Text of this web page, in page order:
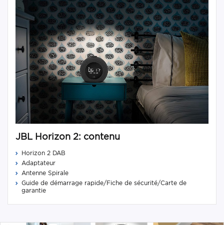
JBL Horizon 2: contenu
Horizon 2 DAB
Adaptateur
Antenne Spirale
Guide de démarrage rapide/Fiche de sécurité/Carte de
garantie